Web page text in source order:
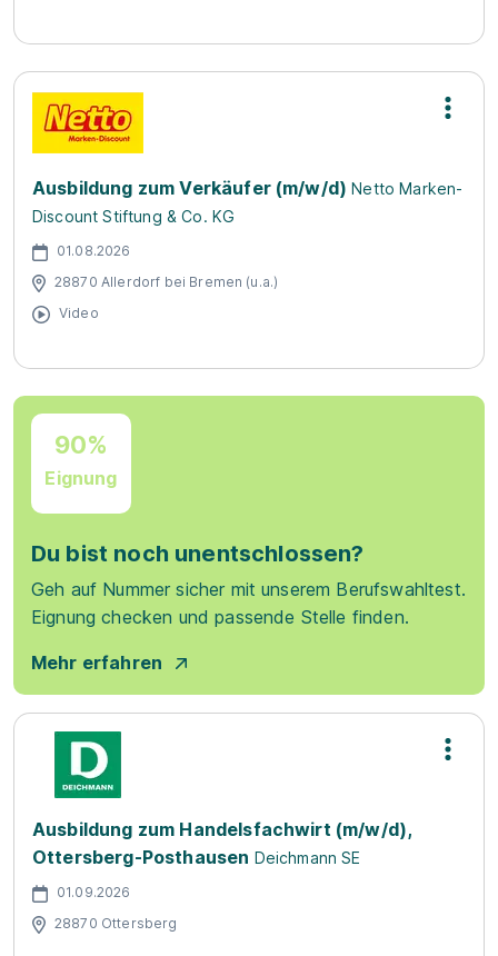
Ausbildung zum Verkäufer (m/w/d) Netto Marken-
Discount Stiftung & Co. KG
01.08.2026
28870 Allerdorf bei Bremen (u.a.)
Video
90%
Eignung
Du bist noch unentschlossen?
Geh auf Nummer sicher mit unserem Berufswahltest.
Eignung checken und passende Stelle finden.
Mehr erfahren
Ausbildung zum Handelsfachwirt (m/w/d),
Ottersberg-Posthausen Deichmann SE
01.09.2026
28870 Ottersberg